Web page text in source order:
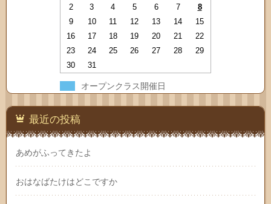
2
3 4 5 6 7
8
9
10 11 12 13 14
15
16
17 18 19 20 21
22
23
24 25 26 27 28
29
30
31
オープンクラス開催日
最近の投稿
あめがふってきたよ
おはなばたけはどこですか